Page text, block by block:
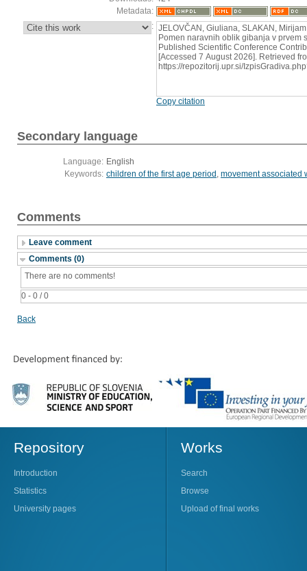
Metadata:
: JELOVČAN, Giuliana, SLAKAN,
Pomen naravnih oblik gibanja v prvem
Published Scientific Conference
[Accessed 7 August 2026]. Retrieved
https://repozitorij.upr.si/
Copy citation
Secondary language
Language: English
Keywords: children of the first age period , movement associated
Comments
Leave comment
Comments (0)
0 - 0 / 0
There are no comments!
Back
Repository
Introduction
Statistics
University pages
Works
Search
Browse
Upload of final works